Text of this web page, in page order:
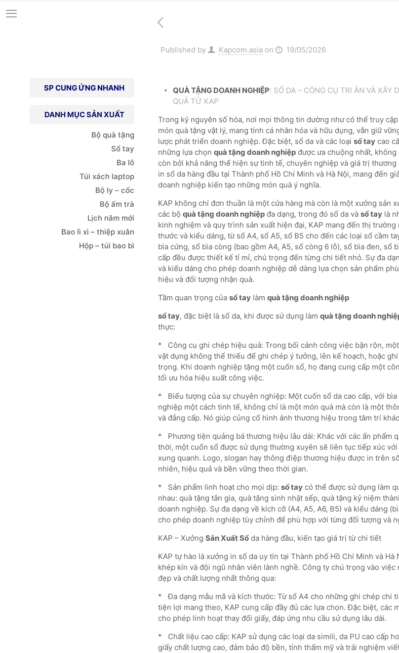
Published by Kapcom.asia on 19/05/2026
QUÀ TẶNG DOANH NGHIỆP: SỔ DA – CÔNG CỤ TRI ÂN VÀ XÂY
QUẢ TỪ KAP
Trong kỷ nguyên số hóa, nơi mọi thông tin dường như có thể truy
món quà tặng vật lý, mang tính cá nhân hóa và hữu dụng, vẫn giữ
lược phát triển doanh nghiệp. Đặc biệt, sổ da và các loại sổ taycao
những lựa chọn quà tặng doanh nghiệpđược ưa chuộng nhất,
còn bởi khả năng thể hiện sự tinh tế, chuyên nghiệp và giá trị thương
in sổ da hàng đầu tại Thành phố Hồ Chí Minh và Hà Nội, mang đến
doanh nghiệp kiến tạo những món quà ý nghĩa.
KAP không chỉ đơn thuần là một cửa hàng mà còn là một xưởng sản
các bộ quà tặng doanh nghiệpđa dạng, trong đó sổ da và sổ taylà
kinh nghiệm và quy trình sản xuất hiện đại, KAP mang đến thị
thước và kiểu dáng, từ sổ A4, sổ A5, sổ B5 cho đến các loại sổ cầm
bìa cứng, sổ bìa còng (bao gồm A4, A5, sổ còng 6 lỗ), sổ bìa đen, sổ
cấp đều được thiết kế tỉ mỉ, chú trọng đến từng chi tiết nhỏ. Sự đa
và kiểu dáng cho phép doanh nghiệp dễ dàng lựa chọn sản phẩm
hiệu và đối tượng nhận quà.
Tầm quan trọng của sổ taylàm quà tặng doanh nghiệp
sổ tay, đặc biệt là sổ da, khi được sử dụng làm quà tặng doanh
thực:
* Công cụ ghi chép hiệu quả: Trong bối cảnh công việc bận rộn,
vật dụng không thể thiếu để ghi chép ý tưởng, lên kế hoạch, hoặc
trọng. Khi doanh nghiệp tặng một cuốn sổ, họ đang cung cấp một
tối ưu hóa hiệu suất công việc.
* Biểu tượng của sự chuyên nghiệp: Một cuốn sổ da cao cấp, với
nghiệp một cách tinh tế, không chỉ là một món quà mà còn là một
và đẳng cấp. Nó giúp củng cố hình ảnh thương hiệu trong tâm trí
* Phương tiện quảng bá thương hiệu lâu dài: Khác với các ấn phẩm
thời, một cuốn sổ được sử dụng thường xuyên sẽ liên tục tiếp xúc
xung quanh. Logo, slogan hay thông điệp thương hiệu được in trên
nhiên, hiệu quả và bền vững theo thời gian.
* Sản phẩm linh hoạt cho mọi dịp: sổ taycó thể được sử dụng làm
nhau: quà tặng tân gia, quà tặng sinh nhật sếp, quà tặng kỷ niệm
doanh nghiệp. Sự đa dạng về kích cỡ (A4, A5, A6, B5) và kiểu dáng
cho phép doanh nghiệp tùy chỉnh để phù hợp với từng đối tượng và
KAP – Xưởng Sản Xuất Sổda hàng đầu, kiến tạo giá trị từ chi tiết
KAP tự hào là xưởng in sổ da uy tín tại Thành phố Hồ Chí Minh và
khép kín và đội ngũ nhân viên lành nghề. Công ty chú trọng vào việc
đẹp và chất lượng nhất thông qua:
* Đa dạng mẫu mã và kích thước: Từ sổ A4 cho những ghi chép chi
tiện lợi mang theo, KAP cung cấp đầy đủ các lựa chọn. Đặc biệt, các
cho phép linh hoạt thay đổi giấy, đáp ứng nhu cầu sử dụng lâu dài.
* Chất liệu cao cấp: KAP sử dụng các loại da simili, da PU cao cấp
giấy chất lượng cao, đảm bảo độ bền, tính thẩm mỹ và trải nghiệm
SP CUNG ỨNG NHANH
DANH MỤC SẢN XUẤT
Bộ quà tặng
Sổ tay
Ba lô
Túi xách laptop
Bộ ly – cốc
Bộ ấm trà
Lịch năm mới
Bao lì xì – thiệp xuân
Hộp – túi bao bì